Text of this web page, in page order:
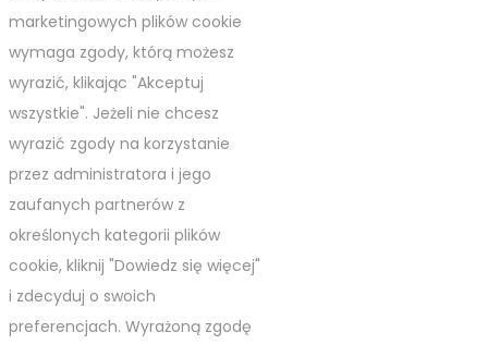
marketingowych plików cookie
wymaga zgody, którą możesz
wyrazić, klikając "Akceptuj
wszystkie". Jeżeli nie chcesz
wyrazić zgody na korzystanie
przez administratora i jego
zaufanych partnerów z
określonych kategorii plików
cookie, kliknij "Dowiedz się więcej"
i zdecyduj o swoich
preferencjach. Wyrażoną zgodę